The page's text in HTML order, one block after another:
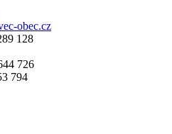
obec.cz
128
726
794